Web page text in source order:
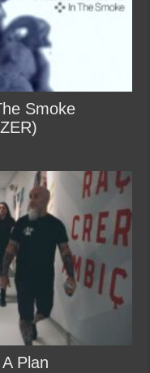
Smoke
Plan